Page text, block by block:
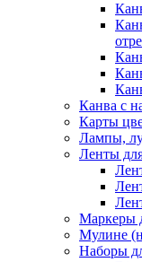
Канва с
Карты
Лампы,
Ленты
Маркеры
Мулине
Наборы